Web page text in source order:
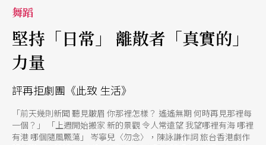
舞蹈
堅持「日常」 離散者「真實的」
力量
評再拒劇團《此致 生活》
「前天幾則新聞 聽見皺眉 你那裡怎樣？ 遙遙無期 何時再見那裡每
一個？」 「上週開始搬家 新的景觀 令人常遠望 我望哪裡有海 哪裡
有港 哪個隨風飄蕩」 岑寧兒〈勿念〉，陳詠謙作詞 旅台香港劇作